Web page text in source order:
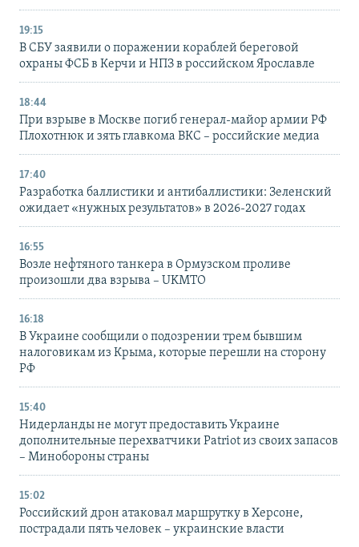
19:15
В СБУ заявили о поражении кораблей береговой
охраны ФСБ в Керчи и НПЗ в российском Ярославле
18:44
При взрыве в Москве погиб генерал-майор армии РФ
Плохотнюк и зять главкома ВКС – российские медиа
17:40
Разработка баллистики и антибаллистики: Зеленский
ожидает «нужных результатов» в 2026-2027 годах
16:55
Возле нефтяного танкера в Ормузском проливе
произошли два взрыва – UKMTO
16:18
В Украине сообщили о подозрении трем бывшим
налоговикам из Крыма, которые перешли на сторону
РФ
15:40
Нидерланды не могут предоставить Украине
дополнительные перехватчики Patriot из своих запасов
– Минобороны страны
15:02
Российский дрон атаковал маршрутку в Херсоне,
пострадали пять человек – украинские власти